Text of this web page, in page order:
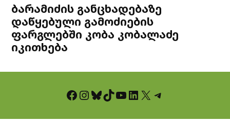
ბარამიძის განცხადებაზე
დაწყებული გამოძიების
ფარგლებში კობა კობალაძე
იკითხება
Facebook InstagramBluesky TikTok YouTube LinkedIn X Telegram